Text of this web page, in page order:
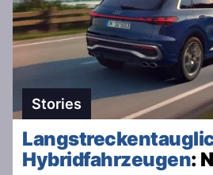
Stories
Hybridfahrzeugen: